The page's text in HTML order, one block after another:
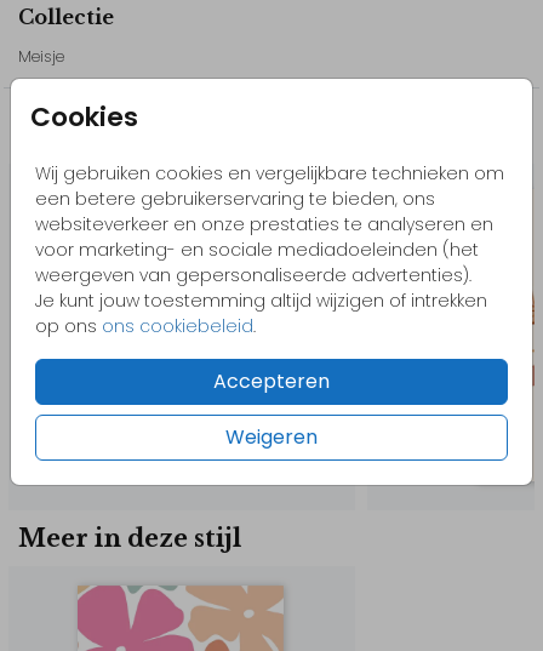
Cookies
Wij gebruiken cookies en vergelijkbare technieken om
een betere gebruikerservaring te bieden, ons
websiteverkeer en onze prestaties te analyseren en
voor marketing- en sociale mediadoeleinden (het
weergeven van gepersonaliseerde advertenties).
Je kunt jouw toestemming altijd wijzigen of intrekken
op ons ons cookiebeleid.
Accepteren
Weigeren
// Livia
Collectie
Meisje
Misschien vind je dit ook leuk
Meer in deze stijl